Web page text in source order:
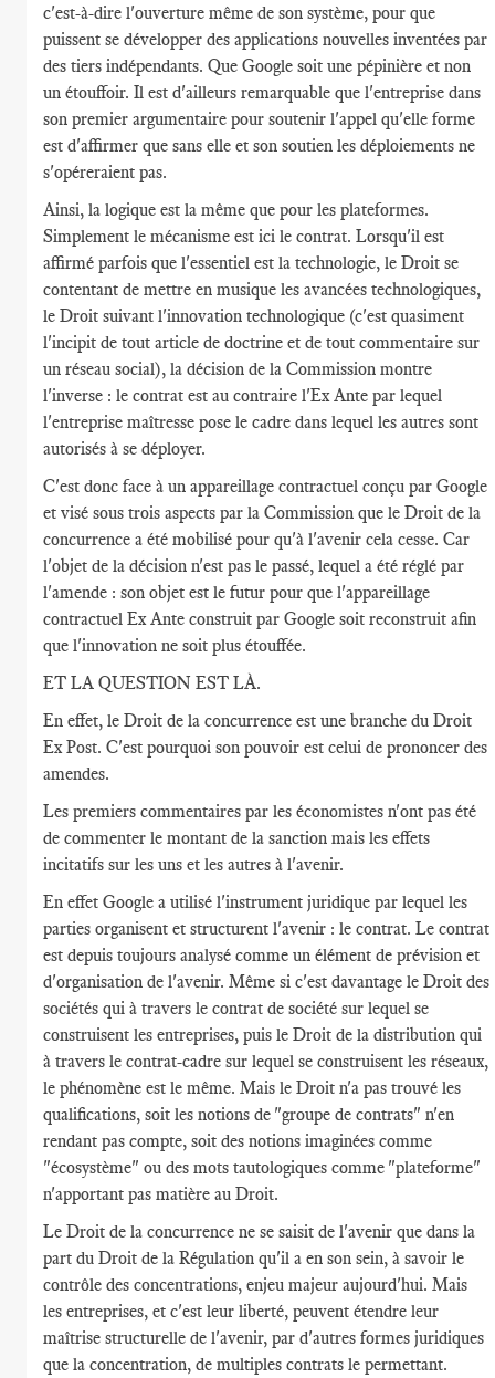
c'est-à-dire l'ouverture même de son système, pour que
puissent se développer des applications nouvelles inventées par
des tiers indépendants. Que Google soit une pépinière et non
un étouffoir. Il est d'ailleurs remarquable que l'entreprise dans
son premier argumentaire pour soutenir l'appel qu'elle forme
est d'affirmer que sans elle et son soutien les déploiements ne
s'opéreraient pas.
Ainsi, la logique est la même que pour les plateformes.
Simplement le mécanisme est ici le contrat. Lorsqu'il est
affirmé parfois que l'essentiel est la technologie, le Droit se
contentant de mettre en musique les avancées technologiques,
le Droit suivant l'innovation technologique (c'est quasiment
l'incipit de tout article de doctrine et de tout commentaire sur
un réseau social), la décision de la Commission montre
l'inverse : le contrat est au contraire l'Ex Ante par lequel
l'entreprise maîtresse pose le cadre dans lequel les autres sont
autorisés à se déployer.
C'est donc face à un appareillage contractuel conçu par Google
et visé sous trois aspects par la Commission que le Droit de la
concurrence a été mobilisé pour qu'à l'avenir cela cesse. Car
l'objet de la décision n'est pas le passé, lequel a été réglé par
l'amende : son objet est le futur pour que l'appareillage
contractuel Ex Ante construit par Google soit reconstruit afin
que l'innovation ne soit plus étouffée.
ET LA QUESTION EST LÀ.
En effet, le Droit de la concurrence est une branche du Droit
Ex Post. C'est pourquoi son pouvoir est celui de prononcer des
amendes.
Les premiers commentaires par les économistes n'ont pas été
de commenter le montant de la sanction mais les effets
incitatifs sur les uns et les autres à l'avenir.
En effet Google a utilisé l'instrument juridique par lequel les
parties organisent et structurent l'avenir : le contrat. Le contrat
est depuis toujours analysé comme un élément de prévision et
d'organisation de l'avenir. Même si c'est davantage le Droit des
sociétés qui à travers le contrat de société sur lequel se
construisent les entreprises, puis le Droit de la distribution qui
à travers le contrat-cadre sur lequel se construisent les réseaux,
le phénomène est le même. Mais le Droit n'a pas trouvé les
qualifications, soit les notions de "groupe de contrats" n'en
rendant pas compte, soit des notions imaginées comme
"écosystème" ou des mots tautologiques comme "plateforme"
n'apportant pas matière au Droit.
Le Droit de la concurrence ne se saisit de l'avenir que dans la
part du Droit de la Régulation qu'il a en son sein, à savoir le
contrôle des concentrations, enjeu majeur aujourd'hui. Mais
les entreprises, et c'est leur liberté, peuvent étendre leur
maîtrise structurelle de l'avenir, par d'autres formes juridiques
que la concentration, de multiples contrats le permettant.